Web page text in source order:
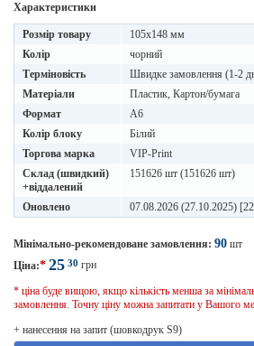
Характеристики
Розмір товару
105x148 мм
Колір
чорний
Терміновість
Швидке замовлення (1-2
Матеріали
Пластик, Картон/бумага
Формат
A6
Колір блоку
Білий
Торгова марка
VIP-Print
Склад (швидкий)
+віддалений
151626 шт (151626 шт)
Оновлено 07.08.2026 (27.10.2025)
Мінімально-рекомендоване замовлення: 90 шт
Ціна:* 25 30 грн
* ціна буде вищою, якщо кількість менша за
замовлення. Точну ціну можна запитати у Вашого
+ нанесення на запит (шовкодрук S9)